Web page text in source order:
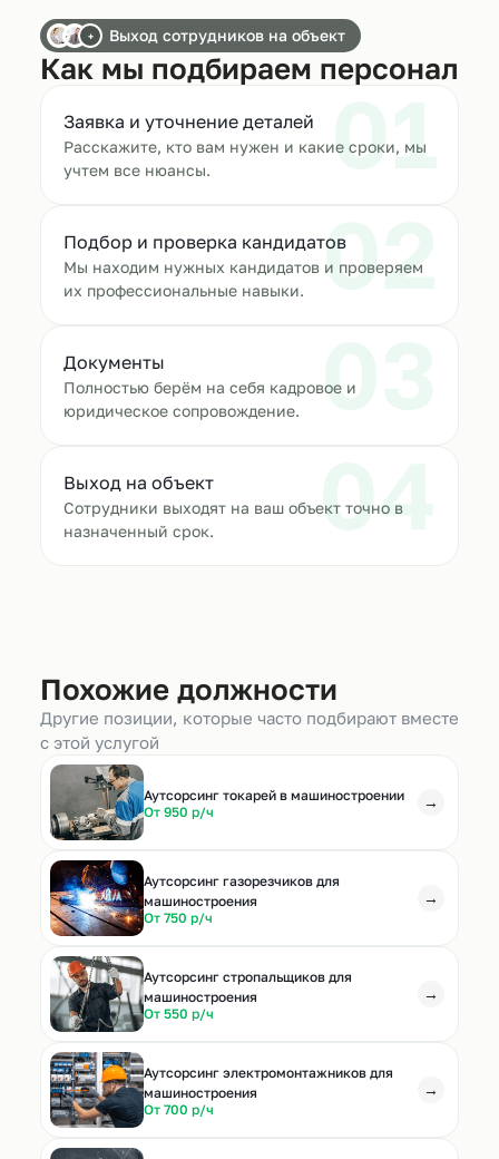
+ Выход сотрудников на объект
Как мы подбираем персонал
01
Заявка и уточнение деталей
Расскажите, кто вам нужен и какие сроки, мы
учтем все нюансы.
02
Подбор и проверка кандидатов
Мы находим нужных кандидатов и проверяем
их профессиональные навыки.
03
Документы
Полностью берём на себя кадровое и
юридическое сопровождение.
04
Выход на объект
Сотрудники выходят на ваш объект точно в
назначенный срок.
Похожие должности
Другие позиции, которые часто подбирают вместе
с этой услугой
Аутсорсинг токарей в машиностроении
От 950 р/ч
→
Аутсорсинг газорезчиков для
машиностроения
От 750 р/ч
→
Аутсорсинг стропальщиков для
машиностроения
От 550 р/ч
→
Аутсорсинг электромонтажников для
машиностроения
От 700 р/ч
→